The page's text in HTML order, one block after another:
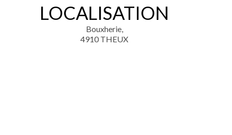
LOCALISATION
Bouxherie,
4910 THEUX